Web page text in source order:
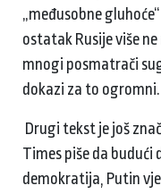
„međusobne
ostatak Rusije više
mnogi posmatrači
dokazi za to ogromni.
Drugi tekst je još
Times piše da budući
demokratija, Putin